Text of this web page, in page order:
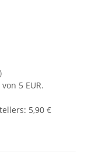
5 EUR.
: 5,90 €